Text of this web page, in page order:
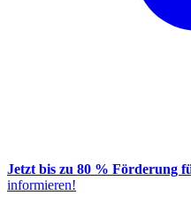
Jetzt bis zu 80 % Förderung
informieren!